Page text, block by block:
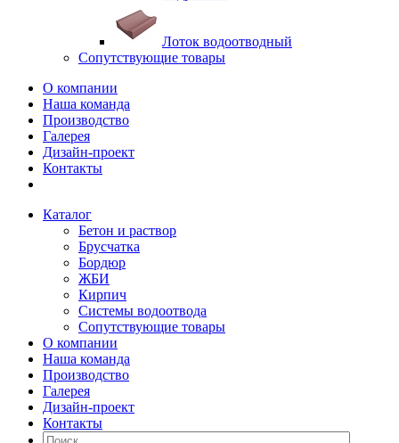
Лоток водоотводный
Сопутствующие товары
О компании
Наша команда
Производство
Галерея
Дизайн-проект
Контакты
Каталог
Бетон и раствор
Брусчатка
Бордюр
ЖБИ
Кирпич
Системы водоотвода
Сопутствующие товары
О компании
Наша команда
Производство
Галерея
Дизайн-проект
Контакты